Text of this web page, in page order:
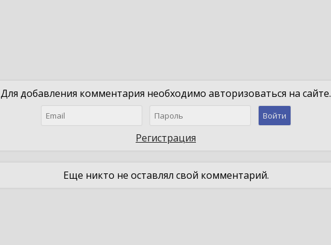
Для добавления комментария необходимо авторизоваться на сайте.
Войти
Регистрация
Еще никто не оставлял свой комментарий.